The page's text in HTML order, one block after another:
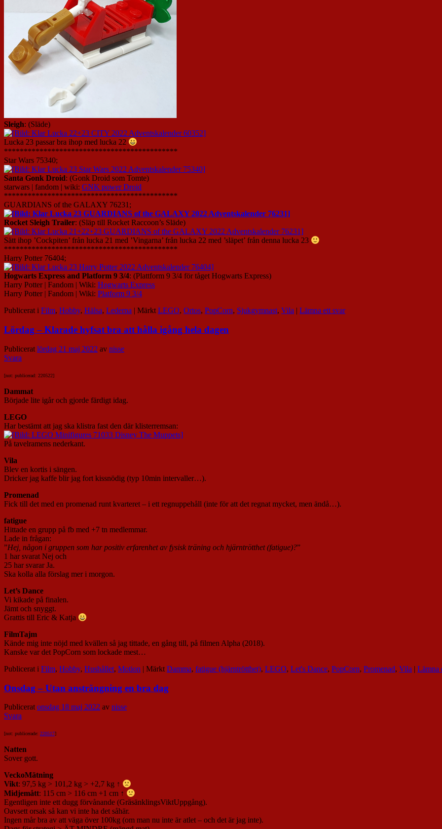
Sleigh: (Släde)
Lucka 23 passar bra ihop med lucka 22
********************************************
Star Wars 75340;
Santa Gonk Droid: (Gonk Droid som Tomte)
starwars | fandom | wiki: GNK power Droid
********************************************
GUARDIANS of the GALAXY 76231;
Rocket Sleigh Trailer: (Släp till Rocket Raccoon’s Släde)
Sätt ihop ’Cockpiten’ från lucka 21 med ’Vingarna’ från lucka 22 med ’släpet’ från denna lucka 23
********************************************
Harry Potter 76404;
Hogwarts Express and Platform 9 3/4: (Plattform 9 3/4 för tåget Hogwarts Express)
Harry Potter | Fandom | Wiki: Hogwarts Express
Harry Potter | Fandom | Wiki: Platform 9 3/4
Publicerat i Film, Hobby, Hälsa, Lederna | Märkt LEGO, Ortos, PopCorn, Sjukgymnast, Vila | Lämna ett svar
Lördag – Klarade hyfsat bra att hålla igång hela dagen
Publicerat lördag 21 maj 2022 av nisse
Svara
[not: publicerad: 220522]
Dammat
Började lite igår och gjorde färdigt idag.
LEGO
Har bestämt att jag ska klistra fast den där klisterremsan:
På tavelramens nederkant.
Vila
Blev en kortis i sängen.
Dricker jag kaffe blir jag fort kissnödig (typ 10min intervaller…).
Promenad
Fick till det med en promenad runt kvarteret – i ett regnuppehåll (inte för att det regnat mycket, men ändå…).
fatigue
Hittade en grupp på fb med +7 tn medlemmar.
Lade in frågan:
”Hej, någon i gruppen som har positiv erfarenhet av fysisk träning och hjärntrötthet (fatigue)?”
1 har svarat Nej och
25 har svarar Ja.
Ska kolla alla förslag mer i morgon.
Let’s Dance
Vi kikade på finalen.
Jämt och snyggt.
Grattis till Eric & Katja
FilmTajm
Kände mig inte nöjd med kvällen så jag tittade, en gång till, på filmen Alpha (2018).
Kanske var det PopCorn som lockade mest…
Publicerat i Film, Hobby, Hushållet, Motion | Märkt Damma, fatigue (hjärntrötthet), LEGO, Let's Dance, PopCorn, Promenad, Vila | Lämna
Onsdag – Utan ansträngning en bra dag
Publiceratonsdag 18 maj 2022 av nisse
Svara
[not: publicerade: 220517]
Natten
Sover gott.
VeckoMätning
Vikt: 97,5 kg > 101,2 kg > +2,7 kg ↑
Midjemått: 115 cm > 116 cm +1 cm ↑
Egentligen inte ett dugg förvånande (GräsänklingsViktUppgång).
Oavsett orsak så kan vi inte ha det såhär.
Ingen mår bra av att väga över 100kg (om man nu inte är atlet – och det är jag inte).